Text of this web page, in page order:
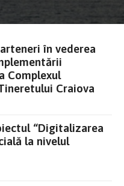
în vederea
Complexul
Craiova
“Digitalizarea
la nivelul